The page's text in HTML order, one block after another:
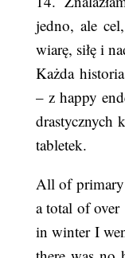
jedno, ale
wiarę, siłę i
Każda
– z happy
drastycznych
tabletek.
All of
a total of
in winter I